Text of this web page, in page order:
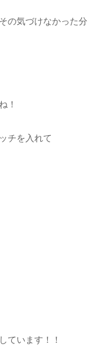
の気づけなかった分
！
チを入れて
ています！！